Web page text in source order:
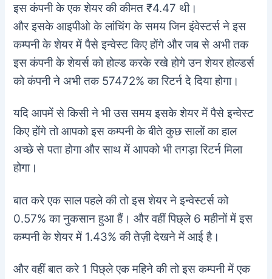
इस कंपनी के एक शेयर की कीमत ₹4.47 थी।
और इसके आइपीओ के लांचिंग के समय जिन इंवेस्टर्स ने इस
कम्पनी के शेयर में पैसे इन्वेस्ट किए होंगे और जब से अभी तक
इस कंपनी के शेयर्स को होल्ड करके रखे होगे उन शेयर होल्डर्स
को कंपनी ने अभी तक 57472% का रिटर्न दे दिया होगा।
यदि आपमें से किसी ने भी उस समय इसके शेयर में पैसे इन्वेस्ट
किए होंगे तो आपको इस कम्पनी के बीते कुछ सालों का हाल
अच्छे से पता होगा और साथ में आपको भी तगड़ा रिटर्न मिला
होगा।
बात करे एक साल पहले की तो इस शेयर ने इन्वेस्टर्स को
0.57% का नुकसान हुआ हैं। और वहीं पिछ्ले 6 महीनों में इस
कम्पनी के शेयर में 1.43% की तेज़ी देखने में आई है।
और वहीं बात करे 1 पिछ्ले एक महिने की तो इस कम्पनी में एक